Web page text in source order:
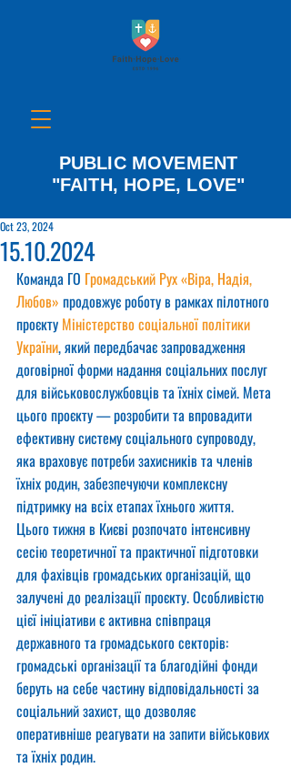
PUBLIC MOVEMENT
"FAITH, HOPE, LOVE"
15.10.2024
Oct 23, 2024
Команда ГО Громадський Рух «Віра, Надія,
Любов» продовжує роботу в рамках пілотного
проєкту Міністерство соціальної політики
України, який передбачає запровадження
договірної форми надання соціальних послуг
для військовослужбовців та їхніх сімей. Мета
цього проєкту — розробити та впровадити
ефективну систему соціального супроводу,
яка враховує потреби захисників та членів
їхніх родин, забезпечуючи комплексну
підтримку на всіх етапах їхнього життя.
Цього тижня в Києві розпочато інтенсивну
сесію теоретичної та практичної підготовки
для фахівців громадських організацій, що
залучені до реалізації проєкту. Особливістю
цієї ініціативи є активна співпраця
державного та громадського секторів:
громадські організації та благодійні фонди
беруть на себе частину відповідальності за
соціальний захист, що дозволяє
оперативніше реагувати на запити військових
та їхніх родин.